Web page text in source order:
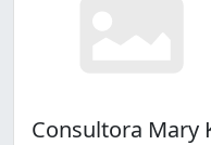
Consultora Mary